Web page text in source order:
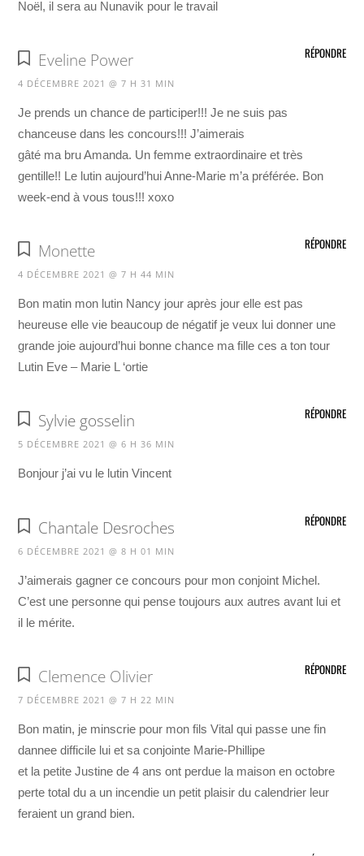
Noël, il sera au Nunavik pour le travail
Eveline Power
4 DÉCEMBRE 2021 @ 7 H 31 MIN
Je prends un chance de participer!!! Je ne suis pas
chanceuse dans les concours!!! J’aimerais
gâté ma bru Amanda. Un femme extraordinaire et très
gentille!! Le lutin aujourd’hui Anne-Marie m’a préférée. Bon
week-end à vous tous!!! xoxo
RÉPONDRE
Monette
4 DÉCEMBRE 2021 @ 7 H 44 MIN
Bon matin mon lutin Nancy jour après jour elle est pas
heureuse elle vie beaucoup de négatif je veux lui donner une
grande joie aujourd’hui bonne chance ma fille ces a ton tour
Lutin Eve – Marie L ‘ortie
RÉPONDRE
Sylvie gosselin
5 DÉCEMBRE 2021 @ 6 H 36 MIN
Bonjour j’ai vu le lutin Vincent
RÉPONDRE
Chantale Desroches
6 DÉCEMBRE 2021 @ 8 H 01 MIN
J’aimerais gagner ce concours pour mon conjoint Michel.
C’est une personne qui pense toujours aux autres avant lui et
il le mérite.
RÉPONDRE
Clemence Olivier
7 DÉCEMBRE 2021 @ 7 H 22 MIN
Bon matin, je minscrie pour mon fils Vital qui passe une fin
dannee difficile lui et sa conjointe Marie-Phillipe
et la petite Justine de 4 ans ont perdue la maison en octobre
perte total du a un incendie un petit plaisir du calendrier leur
feraient un grand bien.
RÉPONDRE